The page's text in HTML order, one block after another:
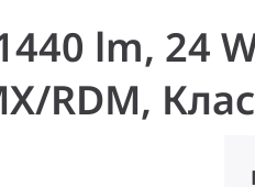
lm, 24
RDM,